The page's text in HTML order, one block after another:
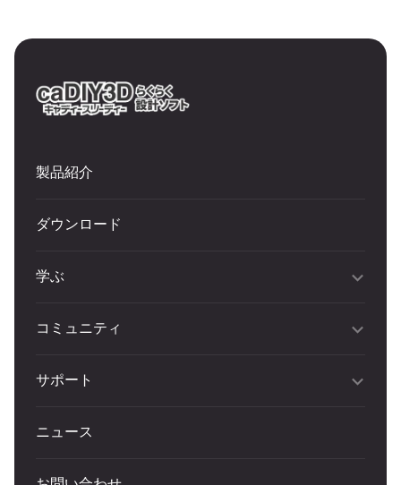
製品紹介
ダウンロード
学ぶ
コミュニティ
サポート
ニュース